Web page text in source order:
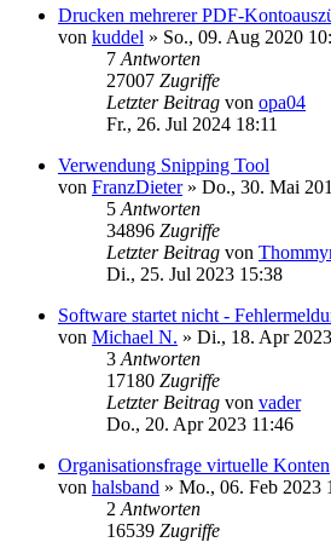
Drucken mehrerer PDF-
von kuddel » So., 09. Aug 2020
7 Antworten
27007 Zugriffe
Letzter Beitrag von opa04
Fr., 26. Jul 2024 18:11
Verwendung Snipping Tool
von FranzDieter» Do., 30. Mai
5 Antworten
34896 Zugriffe
Letzter Beitrag von
Di., 25. Jul 2023 15:38
Software startet nicht -
von Michael N. » Di., 18. Apr
3 Antworten
17180 Zugriffe
Letzter Beitrag von vader
Do., 20. Apr 2023 11:46
Organisationsfrage virtuelle Konten
von halsband » Mo., 06. Feb 2023
2 Antworten
16539 Zugriffe